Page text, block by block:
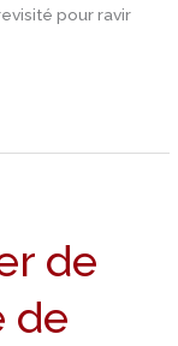
pour ravir
de
de